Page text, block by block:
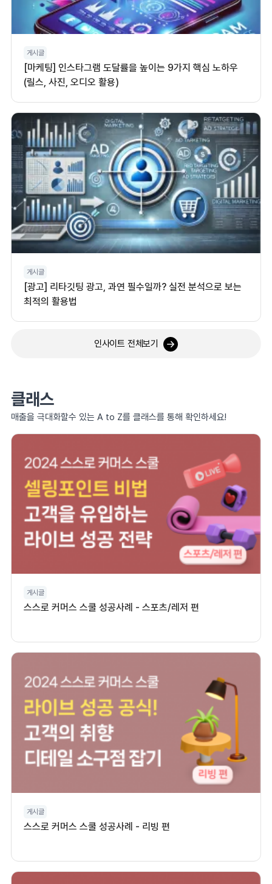
게시글
[마케팅] 인스타그램 도달률을 높이는 9가지 핵심 노하우
(릴스, 사진, 오디오 활용)
게시글
[광고] 리타깃팅 광고, 과연 필수일까? 실전 분석으로 보는
최적의 활용법
인사이트 전체보기
클래스
매출을 극대화할수 있는 A to Z를 클래스를 통해 확인하세요!
게시글
스스로 커머스 스쿨 성공사례 - 스포츠/레저 편
게시글
스스로 커머스 스쿨 성공사례 - 리빙 편